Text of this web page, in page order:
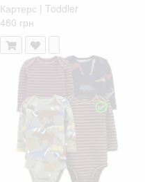
Картерс | Toddler
480 грн